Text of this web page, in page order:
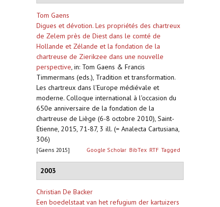
Tom Gaens
Digues et dévotion. Les propriétés des chartreux
de Zelem près de Diest dans le comté de
Hollande et Zélande et la fondation de la
chartreuse de Zierikzee dans une nouvelle
perspective, in: Tom Gaens & Francis
Timmermans (eds.), Tradition et transformation.
Les chartreux dans l'Europe médiévale et
moderne. Colloque international à l'occasion du
650e anniversaire de la fondation de la
chartreuse de Liège (6-8 octobre 2010), Saint-
Étienne, 2015, 71-87, 3 ill. (= Analecta Cartusiana,
306)
[Gaens 2015] Google Scholar BibTex RTF Tagged
2003
Christian De Backer
Een boedelstaat van het refugium der kartuizers